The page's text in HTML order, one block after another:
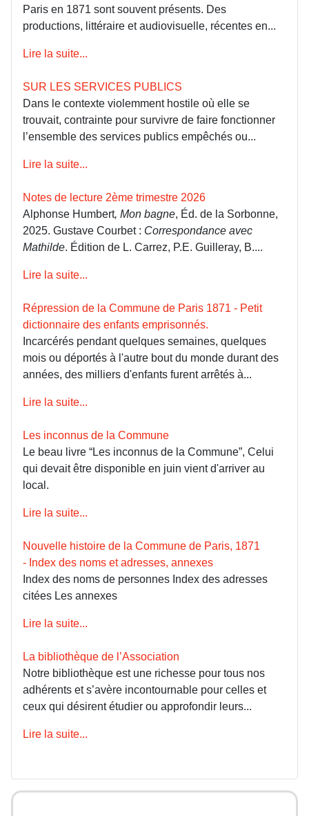
Paris en 1871 sont souvent présents. Des
productions, littéraire et audiovisuelle, récentes en...
Lire la suite...
SUR LES SERVICES PUBLICS
Dans le contexte violemment hostile où elle se
trouvait, contrainte pour survivre de faire fonctionner
l’ensemble des services publics empêchés ou...
Lire la suite...
Notes de lecture 2ème trimestre 2026
Alphonse Humbert, Mon bagne, Éd. de la Sorbonne,
2025. Gustave Courbet : Correspondance avec
Mathilde. Édition de L. Carrez, P.E. Guilleray, B....
Lire la suite...
Répression de la Commune de Paris 1871 - Petit
dictionnaire des enfants emprisonnés.
Incarcérés pendant quelques semaines, quelques
mois ou déportés à l'autre bout du monde durant des
années, des milliers d'enfants furent arrêtés à...
Lire la suite...
Les inconnus de la Commune
Le beau livre “Les inconnus de la Commune”, Celui
qui devait être disponible en juin vient d'arriver au
local.
Lire la suite...
Nouvelle histoire de la Commune de Paris, 1871
- Index des noms et adresses, annexes
Index des noms de personnes Index des adresses
citées Les annexes
Lire la suite...
La bibliothèque de l’Association
Notre bibliothèque est une richesse pour tous nos
adhérents et s’avère incontournable pour celles et
ceux qui désirent étudier ou approfondir leurs...
Lire la suite...